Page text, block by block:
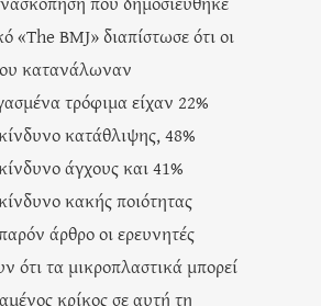
«The BMJ» διαπίστωσε ότι οι
κατανάλωναν
τρόφιμα είχαν 22%
κατάθλιψης, 48%
άγχους και 41%
κακής ποιότητας
άρθρο οι ερευνητές
ότι τα μικροπλαστικά μπορεί
κρίκος σε αυτή τη